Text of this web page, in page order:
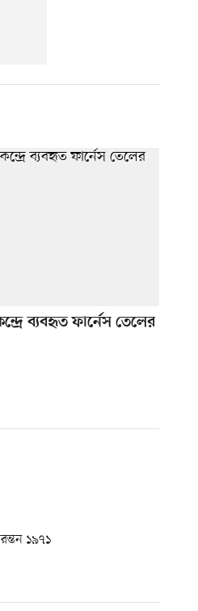
ব্যবহৃত ফার্নেস তেলের
১৯৭১